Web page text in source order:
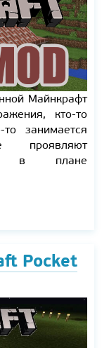
Майнкрафт
кто-то
занимается
проявляют
в плане
Pocket